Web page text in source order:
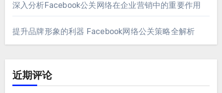
深入分析Facebook公关网络在企业营销中的重要作用
提升品牌形象的利器 Facebook网络公关策略全解析
近期评论